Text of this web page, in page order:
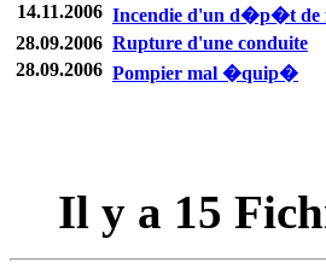
14.11.2006 Incendie d'un d�p�t de
28.09.2006 Rupture d'une conduite
28.09.2006 Pompier mal �quip�
Il y a 15